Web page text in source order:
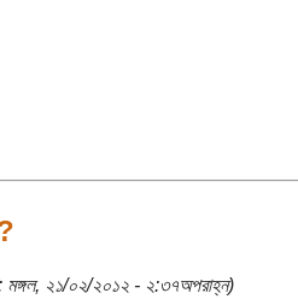
মঙ্গল, ২১/০২/২০১২ - ২:৩৭অপরাহ্ন)